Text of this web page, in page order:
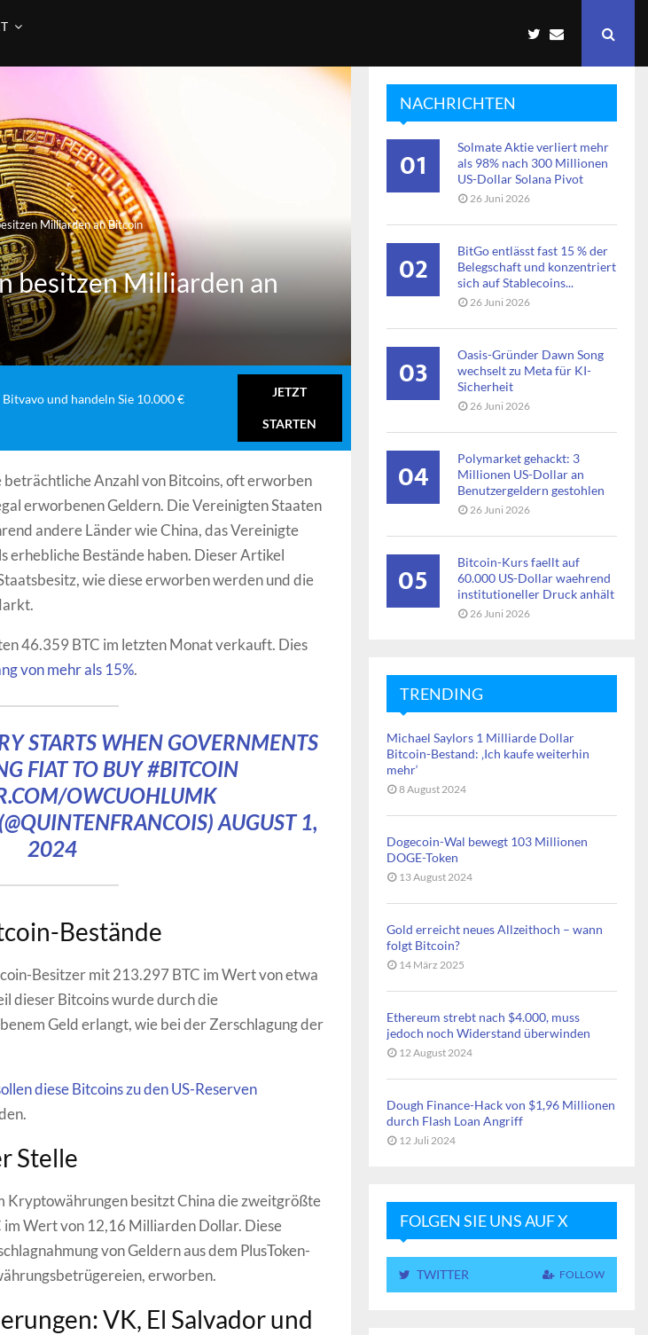
Milliarden an Bitcoin
besitzen Milliarden an
Bitvavo und handeln Sie 10.000 €
JETZT
STARTEN
Anzahl von Bitcoins, oft erworben
erworbenen Geldern. Die Vereinigten Staaten
andere Länder wie China, das Vereinigte
erhebliche Bestände haben. Dieser Artikel
wie diese erworben werden und die
46.359 BTC im letzten Monat verkauft. Dies
von mehr als 15%.
STARTS WHEN GOVERNMENTS
FIAT TO BUY#BITCOIN
OWCUOHLUMK
AUGUST 1,
2024
Bestände
Besitzer mit 213.297 BTC im Wert von etwa
dieser Bitcoins wurde durch die
Geld erlangt, wie bei der Zerschlagung der
diese Bitcoins zu den US-Reserven
Stelle
Kryptowährungen besitzt China die zweitgrößte
Wert von 12,16 Milliarden Dollar. Diese
von Geldern aus dem PlusToken-
erworben.
VK, El Salvador und
NACHRICHTEN
01
Solmate Aktie verliert mehr
als 98% nach 300 Millionen
US-Dollar Solana Pivot
26 Juni 2026
02
BitGo entlässt fast 15 % der
Belegschaft und konzentriert
sich auf Stablecoins...
26 Juni 2026
03
Oasis-Gründer Dawn Song
wechselt zu Meta für KI-
Sicherheit
26 Juni 2026
04
Polymarket gehackt: 3
Millionen US-Dollar an
Benutzergeldern gestohlen
26 Juni 2026
05
Bitcoin-Kurs faellt auf
60.000 US-Dollar waehrend
institutioneller Druck anhält
26 Juni 2026
TRENDING
Michael Saylors 1 Milliarde Dollar
Bitcoin-Bestand: ‚Ich kaufe weiterhin
mehr‘
8 August 2024
Dogecoin-Wal bewegt 103 Millionen
DOGE-Token
13 August 2024
Gold erreicht neues Allzeithoch – wann
folgt Bitcoin?
14 März 2025
Ethereum strebt nach $4.000, muss
jedoch noch Widerstand überwinden
12 August 2024
Dough Finance-Hack von $1,96 Millionen
durch Flash Loan Angriff
12 Juli 2024
FOLGEN SIE UNS AUF X
TWITTER FOLLOW